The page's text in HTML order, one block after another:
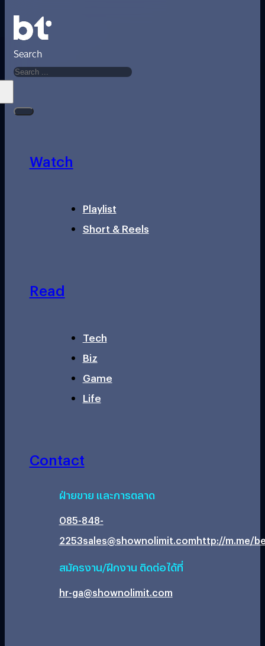
Search
Watch
Playlist
Short & Reels
Read
Tech
Biz
Game
Life
Contact
ฝ่ายขาย และการตลาด
085-848-
2253sales@shownolimit.comhttp://m.me/
สมัครงาน/ฝึกงาน ติดต่อได้ที่
hr-ga@shownolimit.com